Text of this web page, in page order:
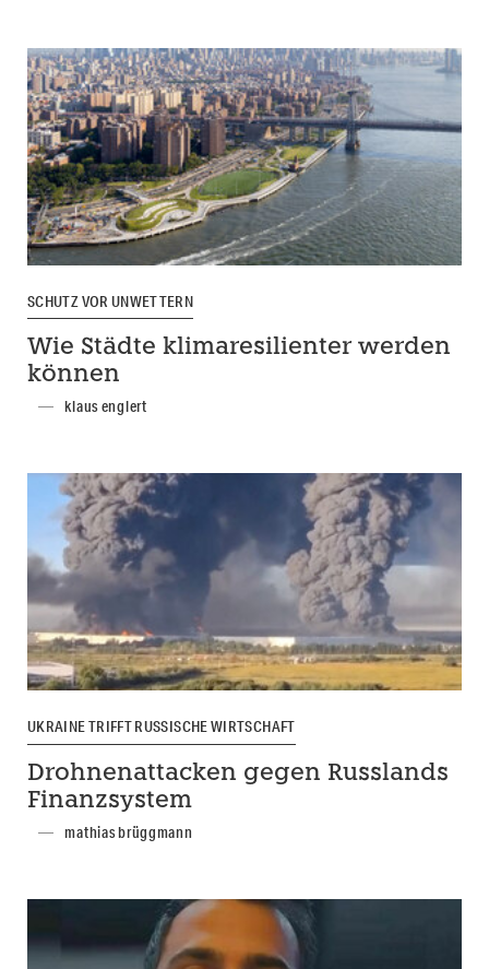
SCHUTZ VOR UNWETTERN
Wie Städte klimaresilienter werden
können
klaus englert
UKRAINE TRIFFT RUSSISCHE WIRTSCHAFT
Drohnenattacken gegen Russlands
Finanzsystem
mathias brüggmann